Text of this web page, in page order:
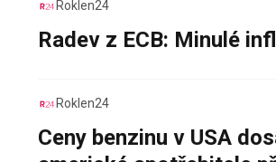
Roklen24
Radev z ECB: Minulé
Roklen24
Ceny benzinu v USA